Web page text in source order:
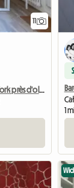
11
Grande Chambre Dans Cosy Coloc #5 New York près d'olry
1